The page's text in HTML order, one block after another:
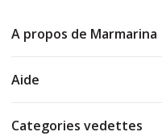
A propos de Marmarina
Aide
Categories vedettes